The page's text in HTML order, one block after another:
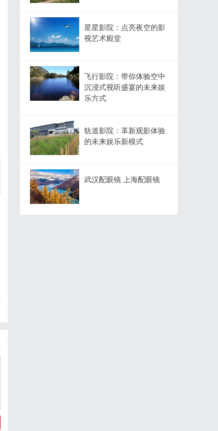
星星影院：点亮夜空的影
视艺术殿堂
飞行影院：带你体验空中
沉浸式视听盛宴的未来娱
乐方式
轨道影院：革新观影体验
的未来娱乐新模式
武汉配眼镜 上海配眼镜